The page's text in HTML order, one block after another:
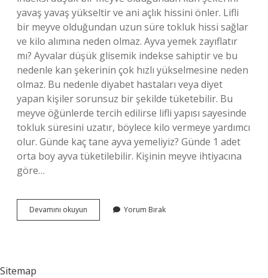
yavaş yavaş yükseltir ve ani açlık hissini önler. Lifli
bir meyve olduğundan uzun süre tokluk hissi sağlar
ve kilo alımına neden olmaz. Ayva yemek zayıflatır
mı? Ayvalar düşük glisemik indekse sahiptir ve bu
nedenle kan şekerinin çok hızlı yükselmesine neden
olmaz. Bu nedenle diyabet hastaları veya diyet
yapan kişiler sorunsuz bir şekilde tüketebilir. Bu
meyve öğünlerde tercih edilirse lifli yapısı sayesinde
tokluk süresini uzatır, böylece kilo vermeye yardımcı
olur. Günde kaç tane ayva yemeliyiz? Günde 1 adet
orta boy ayva tüketilebilir. Kişinin meyve ihtiyacına
göre…
Devamını okuyun
Ayva
Yorum Bırak
Sitemap